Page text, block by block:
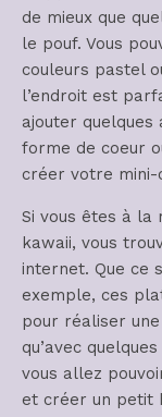
de mieux que
le pouf. Vous
couleurs pastel
l’endroit est
ajouter quelques
forme de coeur
créer votre mini-
Si vous êtes à la
kawaii, vous
internet. Que ce
exemple, ces
pour réaliser
qu’avec
vous allez
et créer un petit